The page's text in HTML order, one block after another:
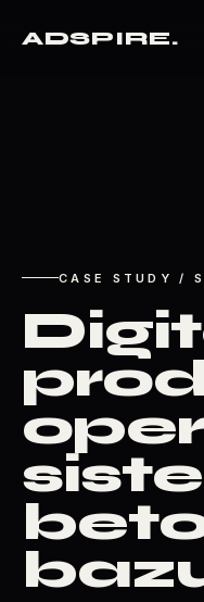
ADSPIRE.
CASE STUDY /